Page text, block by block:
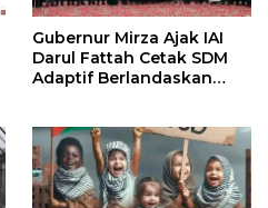
Gubernur Mirza Ajak IAI
Darul Fattah Cetak SDM
Adaptif Berlandaskan